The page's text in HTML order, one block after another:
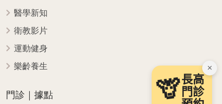
×
🦒長高
門診
醫學新知
衛教影片
運動健身
樂齡養生
門診｜據點